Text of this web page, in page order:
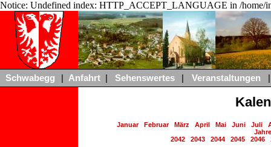
Notice: Undefined index: HTTP_ACCEPT_LANGUAGE in /home/
Schwabegg Anfahrt Sehenswertes Veranstaltungen
Januar Februar März April Mai Juni Juli
2042
2043 2044 2045 2046